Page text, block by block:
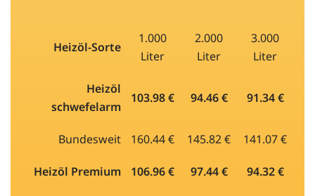
Heizöl-Sorte
1.000
Liter
2.000
Liter
3.000
Liter
Heizöl
schwefelarm
103.98 € 94.46 € 91.34 €
Bundesweit 160.44 € 145.82 € 141.07 €
Heizöl Premium 106.96 € 97.44 € 94.32 €